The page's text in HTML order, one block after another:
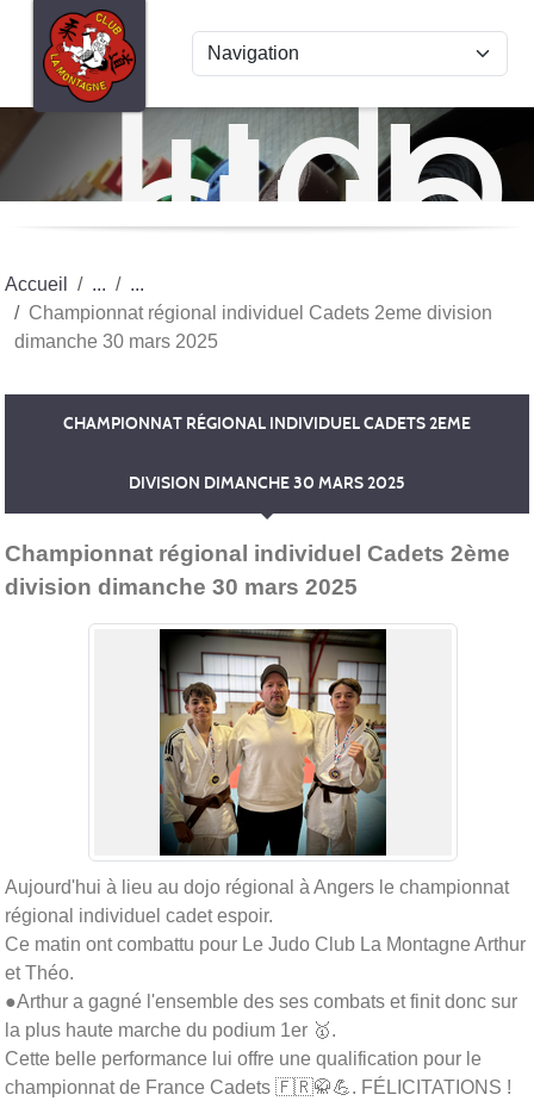
Judo
club
La
Accueil
Championnat régional individuel Cadets 2eme division
dimanche 30 mars 2025
CHAMPIONNAT RÉGIONAL INDIVIDUEL CADETS 2EME
DIVISION DIMANCHE 30 MARS 2025
Championnat régional individuel Cadets 2ème
division dimanche 30 mars 2025
Aujourd'hui à lieu au dojo régional à Angers le championnat
régional individuel cadet espoir.
Ce matin ont combattu pour Le Judo Club La Montagne Arthur
et Théo.
●Arthur a gagné l'ensemble des ses combats et finit donc sur
la plus haute marche du podium 1er 🥇.
Cette belle performance lui offre une qualification pour le
championnat de France Cadets 🇫🇷🥋💪. FÉLICITATIONS !
Panneau de gestion des cookies